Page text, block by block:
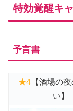
特効覚醒キ
予言書
★4【酒場の
い】